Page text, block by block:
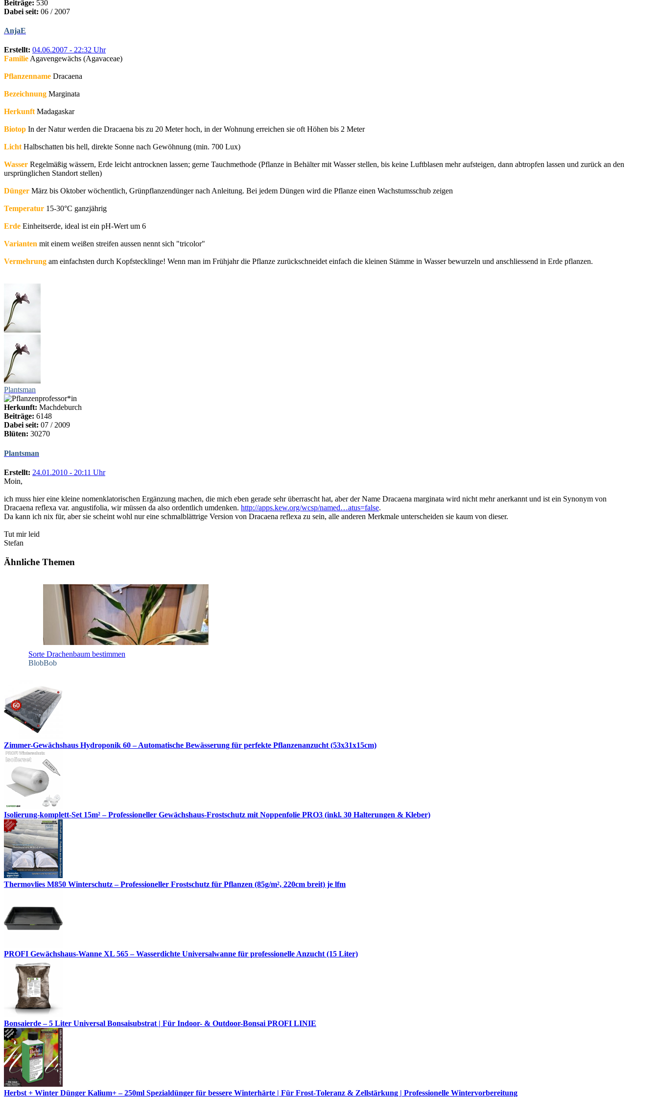
Beiträge: 530
Dabei seit: 06 / 2007
AnjaE
Erstellt: 04.06.2007 - 22:32 Uhr
FamilieAgavengewächs (Agavaceae)
Pflanzenname Dracaena
Bezeichnung Marginata
HerkunftMadagaskar
Biotop In der Natur werden die Dracaena bis zu 20 Meter hoch, in der Wohnung erreichen sie oft Höhen bis 2 Meter
LichtHalbschatten bis hell, direkte Sonne nach Gewöhnung (min. 700 Lux)
Wasser Regelmäßig wässern, Erde leicht antrocknen lassen; gerne Tauchmethode (Pflanze in Behälter mit Wasser stellen, bis keine Luftblasen mehr aufsteigen, dann abtropfen lassen und zurück an den
ursprünglichen Standort stellen)
Dünger März bis Oktober wöchentlich, Grünpflanzendünger nach Anleitung. Bei jedem Düngen wird die Pflanze einen Wachstumsschub zeigen
Temperatur 15-30°C ganzjährig
Erde Einheitserde, ideal ist ein pH-Wert um 6
Varianten mit einem weißen streifen aussen nennt sich "tricolor"
Vermehrung am einfachsten durch Kopfstecklinge! Wenn man im Frühjahr die Pflanze zurückschneidet einfach die kleinen Stämme in Wasser bewurzeln und anschliessend in Erde pflanzen.
Plantsman
Herkunft: Machdeburch
Beiträge: 6148
Dabei seit: 07 / 2009
Blüten: 30270
Plantsman
Erstellt: 24.01.2010 - 20:11 Uhr
Moin,
ich muss hier eine kleine nomenklatorischen Ergänzung machen, die mich eben gerade sehr überrascht hat, aber der Name Dracaena marginata wird nicht mehr anerkannt und ist ein Synonym von
Dracaena reflexa var. angustifolia, wir müssen da also ordentlich umdenken. http://apps.kew.org/wcsp/named…atus=false.
Da kann ich nix für, aber sie scheint wohl nur eine schmalblättrige Version von Dracaena reflexa zu sein, alle anderen Merkmale unterscheiden sie kaum von dieser.
Tut mir leid
Stefan
Ähnliche Themen
Sorte Drachenbaum bestimmen
BlobBob
Zimmer-Gewächshaus Hydroponik 60 – Automatische Bewässerung für perfekte Pflanzenanzucht (53x31x15cm)
Isolierung-komplett-Set 15m² – Professioneller Gewächshaus-Frostschutz mit Noppenfolie PRO3 (inkl. 30 Halterungen & Kleber)
Thermovlies M850 Winterschutz – Professioneller Frostschutz für Pflanzen (85g/m², 220cm breit) je lfm
PROFI Gewächshaus-Wanne XL 565 – Wasserdichte Universalwanne für professionelle Anzucht (15 Liter)
Bonsaierde – 5 Liter Universal Bonsaisubstrat | Für Indoor- & Outdoor-Bonsai PROFI LINIE
Herbst + Winter Dünger Kalium+ – 250ml Spezialdünger für bessere Winterhärte | Für Frost-Toleranz & Zellstärkung | Professionelle Wintervorbereitung